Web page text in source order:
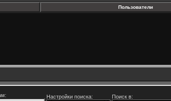
Пользователи
Настройки поиска: Поиск в: